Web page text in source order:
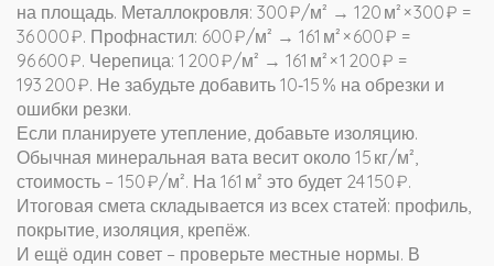
на площадь. Металлокровля: 300 ₽/м² → 120 м² × 300 ₽ =
36 000 ₽. Профнастил: 600 ₽/м² → 161 м² × 600 ₽ =
96 600 ₽. Черепица: 1 200 ₽/м² → 161 м² × 1 200 ₽ =
193 200 ₽. Не забудьте добавить 10‑15 % на обрезки и
ошибки резки.
Если планируете утепление, добавьте изоляцию.
Обычная минеральная вата весит около 15 кг/м²,
стоимость – 150 ₽/м². На 161 м² это будет 24 150 ₽.
Итоговая смета складывается из всех статей: профиль,
покрытие, изоляция, крепёж.
И ещё один совет – проверьте местные нормы. В